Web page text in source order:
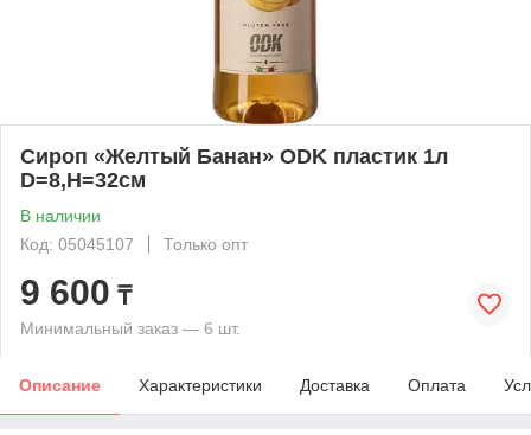
Сироп «Желтый Банан» ODK пластик 1л
D=8,H=32см
В наличии
Код: 05045107
Только опт
9 600 ₸
Минимальный заказ — 6 шт.
Описание Характеристики Доставка Оплата